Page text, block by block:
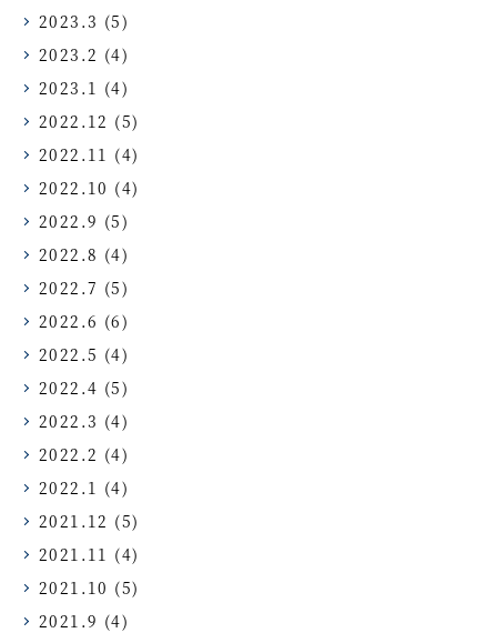
2023.3 (5)
2023.2 (4)
2023.1 (4)
2022.12 (5)
2022.11 (4)
2022.10 (4)
2022.9 (5)
2022.8 (4)
2022.7 (5)
2022.6 (6)
2022.5 (4)
2022.4 (5)
2022.3 (4)
2022.2 (4)
2022.1 (4)
2021.12 (5)
2021.11 (4)
2021.10 (5)
2021.9 (4)